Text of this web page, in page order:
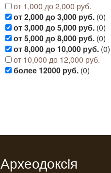
от 1,000 до 2,000 руб.
от 2,000 до 3,000 руб. (0)
от 3,000 до 5,000 руб. (0)
от 5,000 до 8,000 руб. (0)
от 8,000 до 10,000 руб. (0)
от 10,000 до 12,000 руб.
более 12000 руб. (0)
Археодоксiя